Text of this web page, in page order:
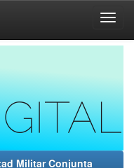
Militar Conjunta